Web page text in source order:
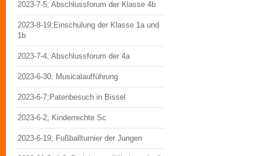
2023-7-5; Abschlussforum der Klasse 4b
2023-8-19;Einschulung der Klasse 1a und
1b
2023-7-4; Abschlussforum der 4a
2023-6-30; Musicalaufführung
2023-6-7;Patenbesuch in Bissel
2023-6-2; Kinderrechte Sc
2023-6-19; Fußballturnier der Jungen